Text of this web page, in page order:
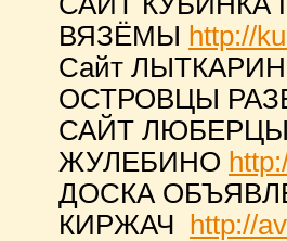
ВЯЗЁМЫ http://
Сайт
ОСТРОВЦЫ
САЙТ
ЖУЛЕБИНО
ДОСКА
КИРЖАЧ
http://